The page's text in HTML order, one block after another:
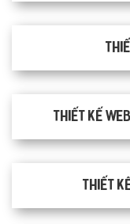
Thiết kế
Thiết